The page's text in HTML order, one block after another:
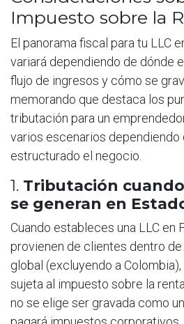
Impuesto sobre la
El panorama fiscal para tu LLC
variará dependiendo de dónde
flujo de ingresos y cómo se
memorando que destaca los
tributación para un
varios escenarios
estructurado el negocio.
1. Tributación
se generan en
Cuando estableces una LLC en
provienen de clientes dentro de
global (excluyendo a
sujeta al impuesto sobre la renta
no se elige ser gravada como